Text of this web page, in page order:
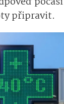
připravit.